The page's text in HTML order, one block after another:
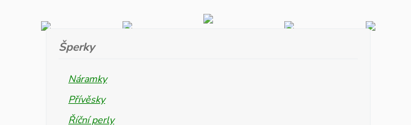
Šperky
Náramky
Přívěsky
Říční perly